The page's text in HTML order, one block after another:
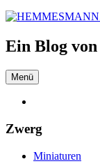
Ein Blog
Menü
Zwerg
Miniaturen